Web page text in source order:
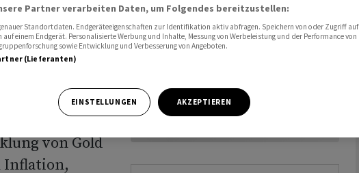
verweist auf
Jahr zum
Produkt
aus Gold und
Performance
von Gold
Inflation,
Partner verarbeiten Daten, um Folgendes bereitzustellen:
Standortdaten. Endgeräteeigenschaften zur Identifikation aktiv abfragen. Speichern von oder Zugriff auf
einem Endgerät. Personalisierte Werbung und Inhalte, Messung von Werbeleistung und der Performance von
sowie Entwicklung und Verbesserung von Angeboten.
(Lieferanten)
EINSTELLUNGEN AKZEPTIEREN